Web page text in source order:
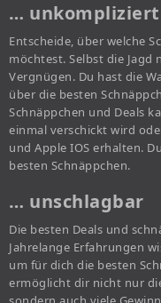
… unkompliziert
Entscheide, über welche
möchtest. Selbst die Jagd
Vergnügen. Du hast die
über die besten
Schnäppchen und Deals
einmal verschickt wird
und Apple IOS erhalten.
besten Schnäppchen.
… unschlagbar
Die besten Deals und
Jahrelange Erfahrungen
um für dich die besten
ermöglicht dir nicht nur